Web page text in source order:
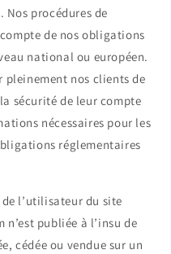
Nos procédures de
de nos obligations
national ou européen.
pleinement nos clients de
sécurité de leur compte
nécessaires pour les
réglementaires
l’utilisateur du site
publiée à l’insu de
cédée ou vendue sur un